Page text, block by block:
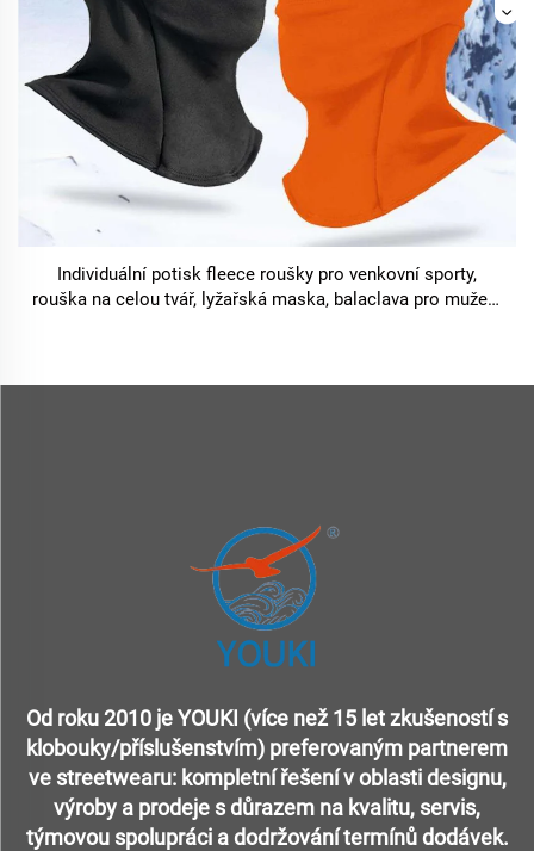
Individuální potisk fleece roušky pro venkovní sporty,
rouška na celou tvář, lyžařská maska, balaclava pro muže a
Od roku 2010 je YOUKI (více než 15 let zkušeností s
klobouky/příslušenstvím) preferovaným partnerem
ve streetwearu: kompletní řešení v oblasti designu,
výroby a prodeje s důrazem na kvalitu, servis,
týmovou spolupráci a dodržování termínů dodávek.